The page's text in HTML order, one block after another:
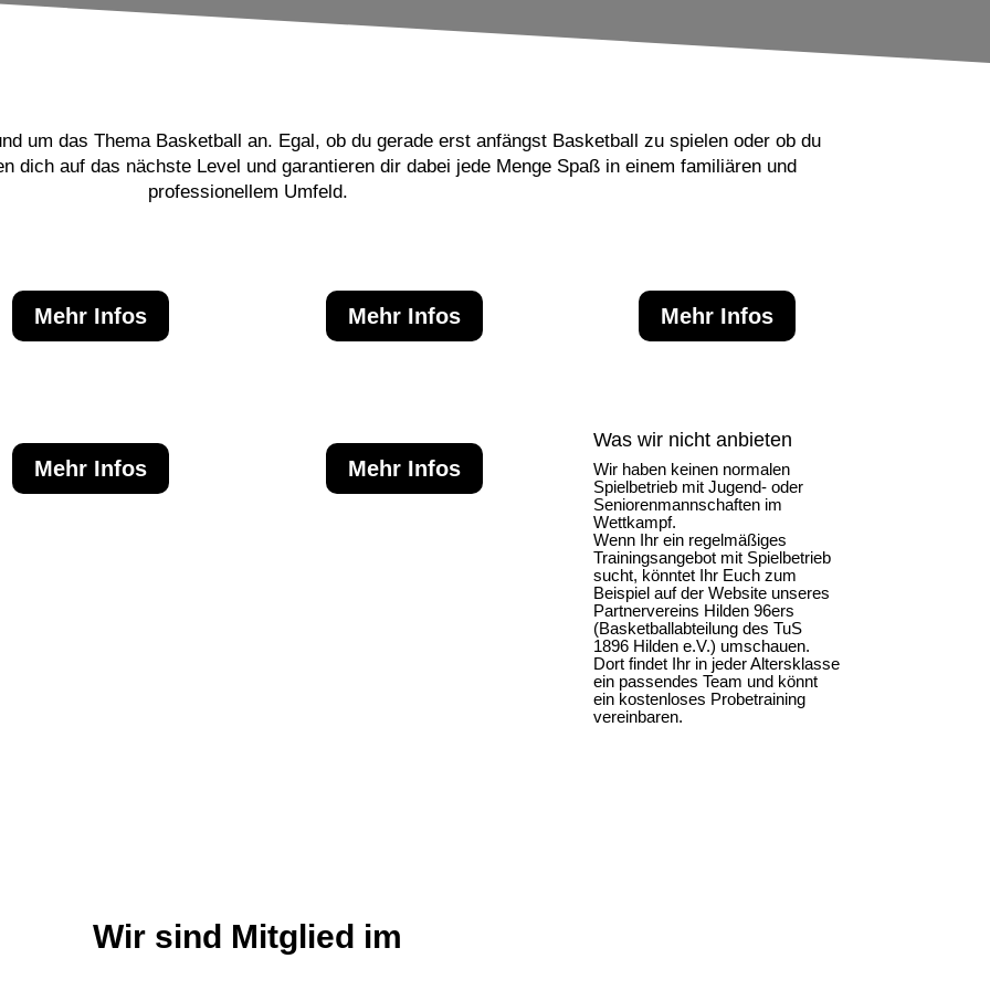
um das Thema Basketball an. Egal, ob du gerade erst anfängst Basketball zu spielen oder ob du
dich auf das nächste Level und garantieren dir dabei jede Menge Spaß in einem familiären und
professionellem Umfeld.
Mehr Infos Mehr Infos Mehr Infos
Mehr Infos Mehr Infos
Was wir nicht anbieten
Wir haben keinen normalen
Spielbetrieb mit Jugend- oder
Seniorenmannschaften im
Wettkampf.
Wenn Ihr ein regelmäßiges
Trainingsangebot mit Spielbetrieb
sucht, könntet Ihr Euch zum
Beispiel auf der Website unseres
Partnervereins Hilden 96ers
(Basketballabteilung des TuS
1896 Hilden e.V.) umschauen.
Dort findet Ihr in jeder Altersklasse
ein passendes Team und könnt
ein kostenloses Probetraining
vereinbaren.
Wir sind Mitglied im